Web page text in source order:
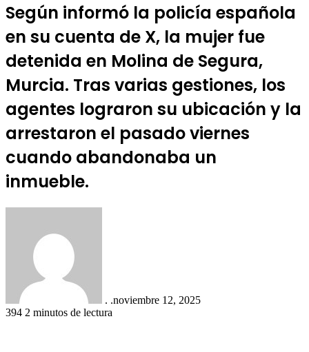
Según informó la policía española
en su cuenta de X, la mujer fue
detenida en Molina de Segura,
Murcia. Tras varias gestiones, los
agentes lograron su ubicación y la
arrestaron el pasado viernes
cuando abandonaba un
inmueble.
. .noviembre 12, 2025
394 2 minutos de lectura